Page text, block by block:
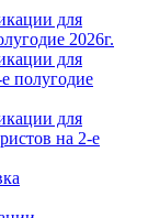
для
2026г.
для
полугодие
для
на 2-е